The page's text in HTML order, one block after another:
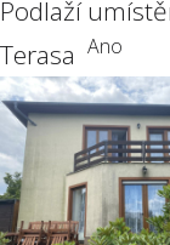
Podlaží
Terasa Ano